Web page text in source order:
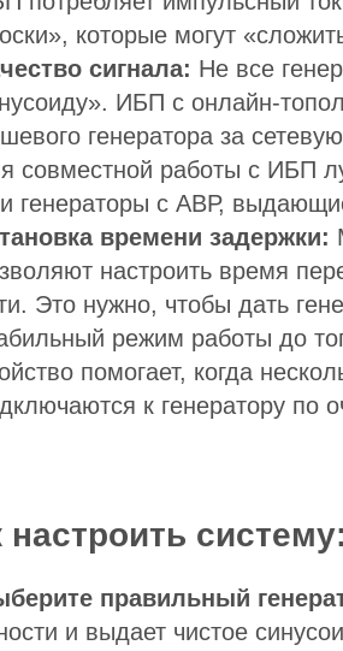
которые могут
сигнала: Не все
ИБП с онлайн-
генератора за
совместной работы с ИБП
генераторы с АВР,
времени задержки:
настроить время
Это нужно, чтобы дать
режим работы до
помогает, когда
к генератору по
настроить
правильный
и выдает чистое